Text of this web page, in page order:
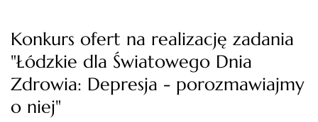
Konkurs ofert na realizację zadania
"Łódzkie dla Światowego Dnia
Zdrowia: Depresja - porozmawiajmy
o niej"